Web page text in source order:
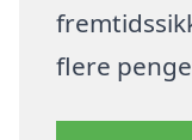
flere